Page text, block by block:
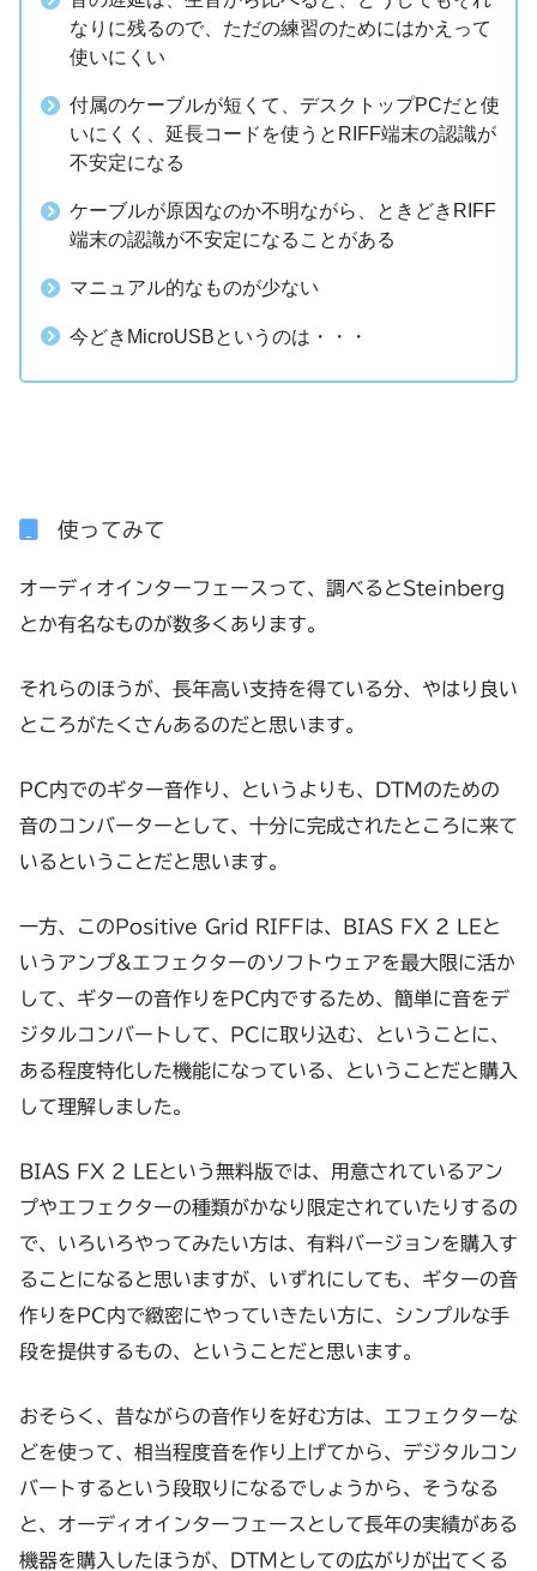
なりに残るので、ただの練習のためにはかえって
使いにくい
付属のケーブルが短くて、デスクトップPCだと使
いにくく、延長コードを使うとRIFF端末の認識が
不安定になる
ケーブルが原因なのか不明ながら、ときどきRIFF
端末の認識が不安定になることがある
マニュアル的なものが少ない
今どきMicroUSBというのは・・・
使ってみて
オーディオインターフェースって、調べるとSteinberg
とか有名なものが数多くあります。
それらのほうが、長年高い支持を得ている分、やはり良い
ところがたくさんあるのだと思います。
PC内でのギター音作り、というよりも、DTMのための
音のコンバーターとして、十分に完成されたところに来て
いるということだと思います。
一方、このPositive Grid RIFFは、BIAS FX 2 LEと
いうアンプ&エフェクターのソフトウェアを最大限に活か
して、ギターの音作りをPC内でするため、簡単に音をデ
ジタルコンバートして、PCに取り込む、ということに、
ある程度特化した機能になっている、ということだと購入
して理解しました。
BIAS FX 2 LEという無料版では、用意されているアン
プやエフェクターの種類がかなり限定されていたりするの
で、いろいろやってみたい方は、有料バージョンを購入す
ることになると思いますが、いずれにしても、ギターの音
作りをPC内で緻密にやっていきたい方に、シンプルな手
段を提供するもの、ということだと思います。
おそらく、昔ながらの音作りを好む方は、エフェクターな
どを使って、相当程度音を作り上げてから、デジタルコン
バートするという段取りになるでしょうから、そうなる
と、オーディオインターフェースとして長年の実績がある
機器を購入したほうが、DTMとしての広がりが出てくる